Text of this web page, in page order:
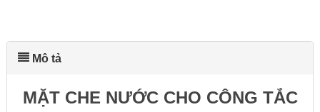
Mô tả
MẶT CHE NƯỚC CHO CÔNG TẮC